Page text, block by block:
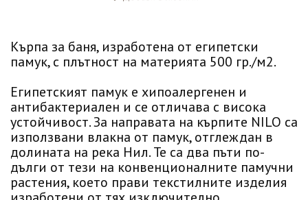
Кърпа за баня, изработена от египетски
памук, с плътност на материята 500 гр./м2.
Египетският памук е хипоалергенен и
антибактериален и се отличава с висока
устойчивост. За направата на кърпите NILO са
използвани влакна от памук, отглеждан в
долината на река Нил. Те са два пъти по-
дълги от тези на конвенционалните памучни
растения, което прави текстилните изделия